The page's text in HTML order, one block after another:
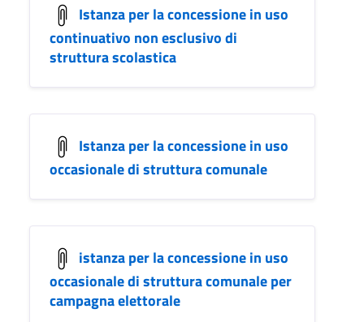
Istanza per la concessione in uso
continuativo non esclusivo di
struttura scolastica
Istanza per la concessione in uso
occasionale di struttura comunale
istanza per la concessione in uso
occasionale di struttura comunale per
campagna elettorale